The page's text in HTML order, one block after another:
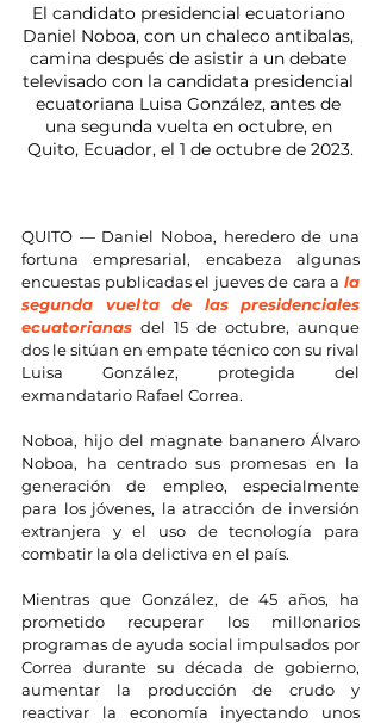
El candidato presidencial ecuatoriano
Daniel Noboa, con un chaleco antibalas,
camina después de asistir a un debate
televisado con la candidata presidencial
ecuatoriana Luisa González, antes de
una segunda vuelta en octubre, en
Quito, Ecuador, el 1 de octubre de 2023.
QUITO — Daniel Noboa, heredero de una
fortuna empresarial, encabeza algunas
encuestas publicadas el jueves de cara a la
segunda vuelta de las presidenciales
ecuatorianas del 15 de octubre, aunque
dos le sitúan en empate técnico con su rival
Luisa González, protegida del
exmandatario Rafael Correa.
Noboa, hijo del magnate bananero Álvaro
Noboa, ha centrado sus promesas en la
generación de empleo, especialmente
para los jóvenes, la atracción de inversión
extranjera y el uso de tecnología para
combatir la ola delictiva en el país.
Mientras que González, de 45 años, ha
prometido recuperar los millonarios
programas de ayuda social impulsados por
Correa durante su década de gobierno,
aumentar la producción de crudo y
reactivar la economía inyectando unos